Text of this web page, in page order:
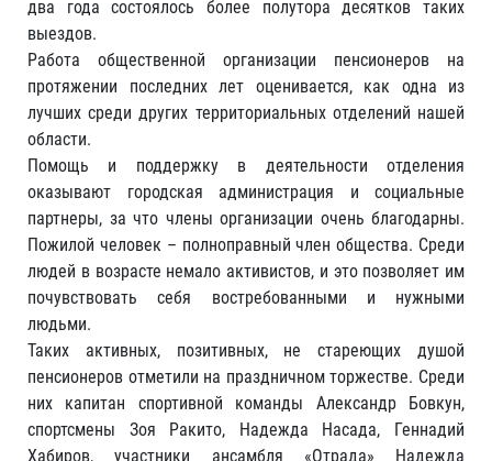
два года состоялось более полутора десятков таких
выездов.
Работа общественной организации пенсионеров на
протяжении последних лет оценивается, как одна из
лучших среди других территориальных отделений нашей
области.
Помощь и поддержку в деятельности отделения
оказывают городская администрация и социальные
партнеры, за что члены организации очень благодарны.
Пожилой человек – полноправный член общества. Среди
людей в возрасте немало активистов, и это позволяет им
почувствовать себя востребованными и нужными
людьми.
Таких активных, позитивных, не стареющих душой
пенсионеров отметили на праздничном торжестве. Среди
них капитан спортивной команды Александр Бовкун,
спортсмены Зоя Ракито, Надежда Насада, Геннадий
Хабиров, участники ансамбля «Отрада» Надежда